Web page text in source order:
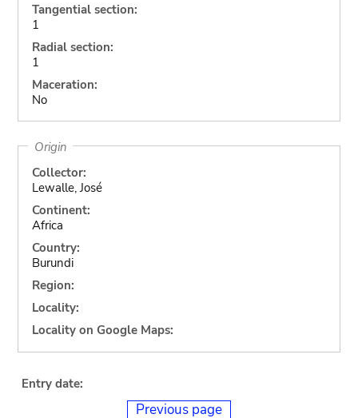
Tangential section:
1
Radial section:
1
Maceration:
No
Origin
Collector:
Lewalle, José
Continent:
Africa
Country:
Burundi
Region:
Locality:
Locality on Google Maps:
Entry date:
Previous page